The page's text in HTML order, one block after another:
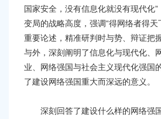
国家安全，没有信息化就没有现代化
变局的战略高度，强调“得网络者得天
重要论述，精准研判时与势、辩证把
与外，深刻阐明了信息化与现代化、
业、网络强国与社会主义现代化强国
了建设网络强国重大而深远的意义。
深刻回答了建设什么样的网络强